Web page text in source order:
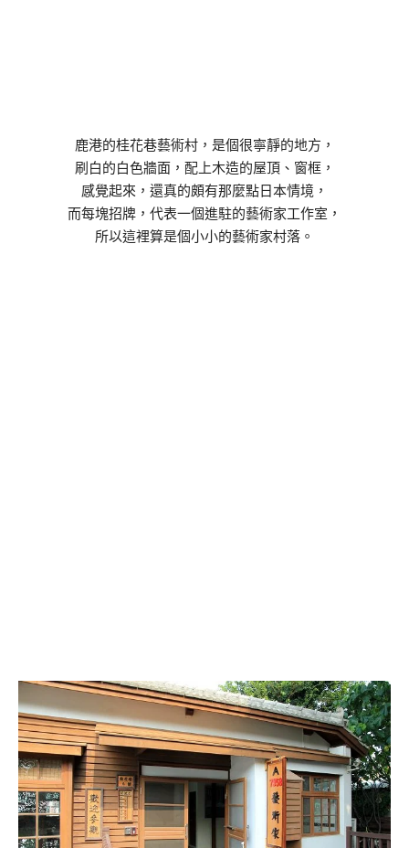
鹿港的桂花巷藝術村，是個很寧靜的地方，
刷白的白色牆面，配上木造的屋頂、窗框，
感覺起來，還真的頗有那麼點日本情境，
而每塊招牌，代表一個進駐的藝術家工作室，
所以這裡算是個小小的藝術家村落。